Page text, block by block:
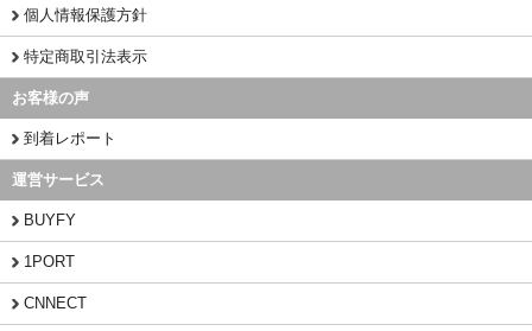
個人情報保護方針
特定商取引法表示
お客様の声
到着レポート
運営サービス
BUYFY
1PORT
CNNECT